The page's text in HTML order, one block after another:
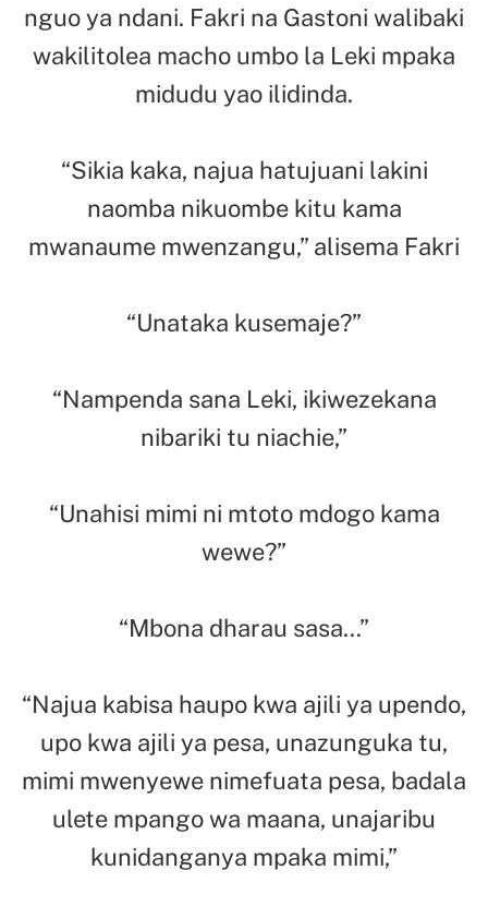
nguo ya ndani. Fakri na Gastoni walibaki
wakilitolea macho umbo la Leki mpaka
midudu yao ilidinda.
“Sikia kaka, najua hatujuani lakini
naomba nikuombe kitu kama
mwanaume mwenzangu,” alisema Fakri
“Unataka kusemaje?”
“Nampenda sana Leki, ikiwezekana
nibariki tu niachie,”
“Unahisi mimi ni mtoto mdogo kama
wewe?”
“Mbona dharau sasa…”
“Najua kabisa haupo kwa ajili ya upendo,
upo kwa ajili ya pesa, unazunguka tu,
mimi mwenyewe nimefuata pesa, badala
ulete mpango wa maana, unajaribu
kunidanganya mpaka mimi,”